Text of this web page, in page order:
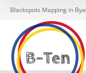
Blackspots Mapping in